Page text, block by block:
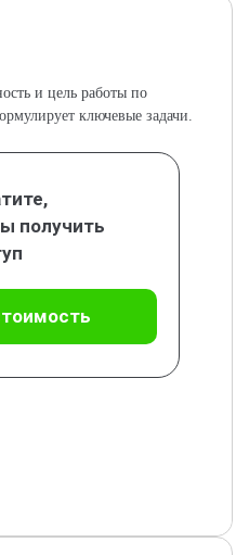
и цель работы по
ключевые задачи.
получить